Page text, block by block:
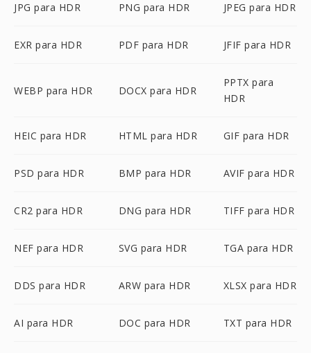
JPG para HDR PNG para HDR JPEG para HDR
EXR para HDR PDF para HDR JFIF para HDR
WEBP para HDR DOCX para HDR
PPTX para
HDR
HEIC para HDR HTML para HDR GIF para HDR
PSD para HDR BMP para HDR AVIF para HDR
CR2 para HDR DNG para HDR TIFF para HDR
NEF para HDR SVG para HDR TGA para HDR
DDS para HDR ARW para HDR XLSX para HDR
AI para HDR DOC para HDR TXT para HDR